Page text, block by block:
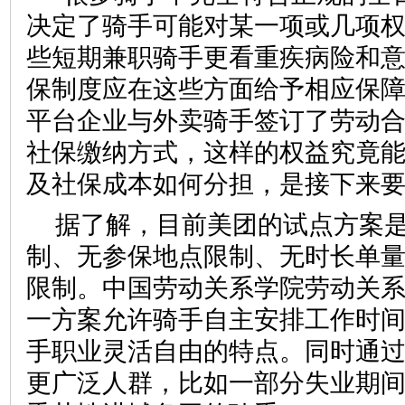
决定了骑手可能对某一项或几项
些短期兼职骑手更看重疾病险和
保制度应在这些方面给予相应保
平台企业与外卖骑手签订了劳动
社保缴纳方式，这样的权益究竟
及社保成本如何分担，是接下来
据了解，目前美团的试点方案
制、无参保地点限制、无时长单
限制。中国劳动关系学院劳动关
一方案允许骑手自主安排工作时
手职业灵活自由的特点。同时通
更广泛人群，比如一部分失业期